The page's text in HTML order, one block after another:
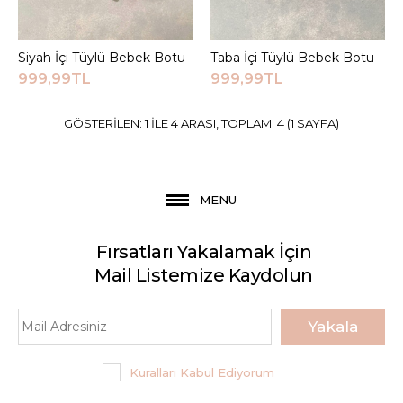
Siyah İçi Tüylü Bebek
Botu
ALIŞVERIŞ LISTESINE EKLE
JEEYMI BABY
Taba İçi Tüylü Bebek
Sepete Ekle
Siyah İçi Tüylü Bebek Botu
999,99TL
Sepete Ekle
Taba İçi Tüylü Bebek Botu
999,99TL
GÖSTERILEN: 1 ILE 4 ARASI, TOPLAM: 4 (1 SAYFA)
MENU
Fırsatları Yakalamak İçin
Mail Listemize Kaydolun
Yakala
Kuralları Kabul Ediyorum